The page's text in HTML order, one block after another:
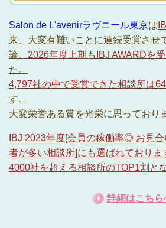
Salon de L'avenirラヴニール東京は
来、大変有難いことに連続受賞させ
論、 2026年度上期もIBJ AWARDを
た。
4,797社の中で受賞できた相談所は
す。
大変栄誉ある賞を光栄に思っており
IBJ 2023年度[会員の稼働率◎ お見合
者が多い相談所]にも選ばれておりま
4000社を超える相談所のTOP1割と
詳細はこちら